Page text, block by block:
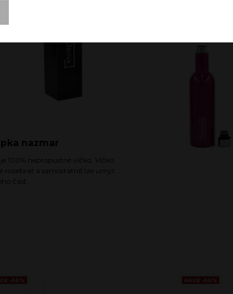
nazmar
je 100% nepropustné víčko. Víčko
rozebrat a samostatně lze umýt
část.